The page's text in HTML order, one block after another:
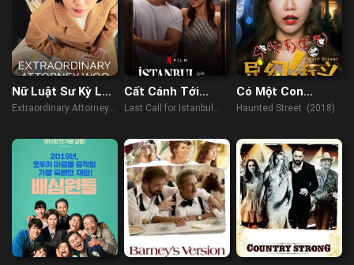
Nữ Luật Sư Kỳ Lạ
Woo Young Woo
Extraordinary Attorney
Cất Cánh Tới
Istanbul
Last Call for Istanbul
Có Một Con
Đường Ma Hoặc
Haunted Street (2018)